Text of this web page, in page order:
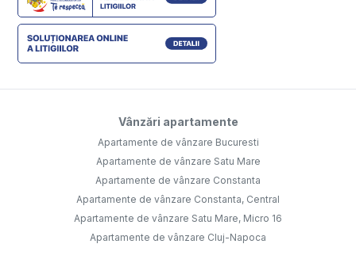
Vânzări apartamente
Apartamente de vânzare Bucuresti
Apartamente de vânzare Satu Mare
Apartamente de vânzare Constanta
Apartamente de vânzare Constanta, Central
Apartamente de vânzare Satu Mare, Micro 16
Apartamente de vânzare Cluj-Napoca